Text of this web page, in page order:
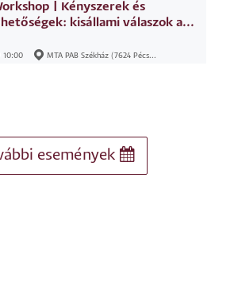
| Kényszerek és
kisállami válaszok a...
10:00 MTA PAB Székház (7624 Pécs...
események